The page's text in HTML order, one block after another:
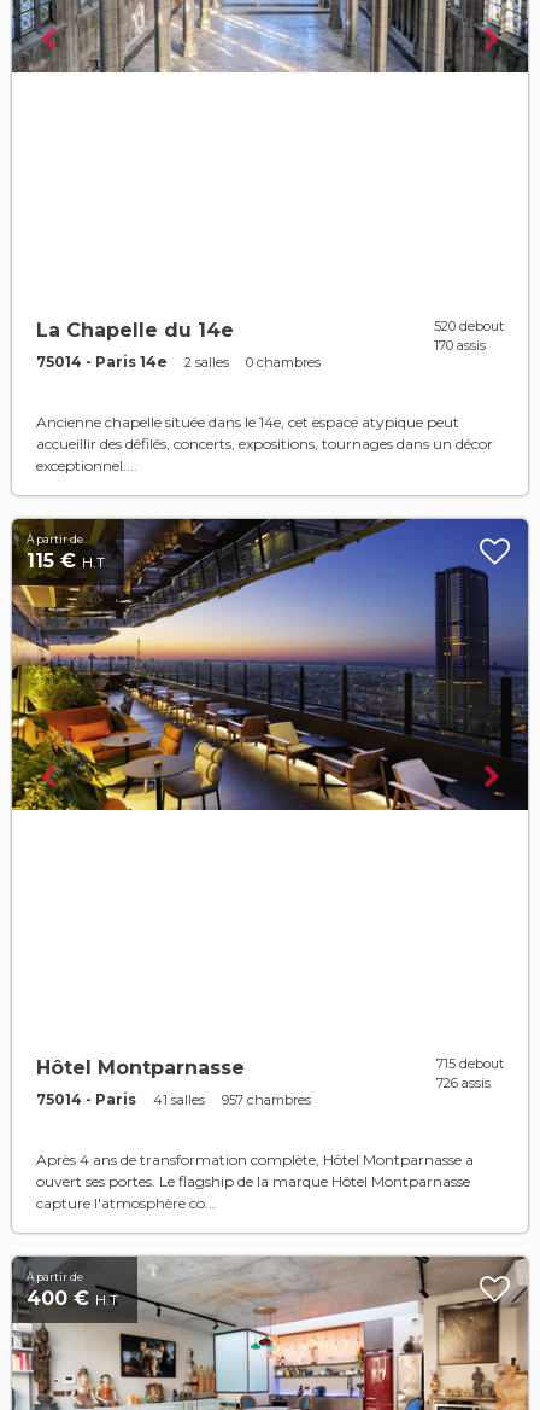
La Chapelle du 14e
75014 - Paris 14e 2 salles 0 chambres
520 debout
170 assis
Ancienne chapelle située dans le 14e, cet espace atypique peut
accueillir des défilés, concerts, expositions, tournages dans un décor
exceptionnel....
À partir de
115 € H.T
Hôtel Montparnasse
75014 - Paris 41 salles 957 chambres
715 debout
726 assis
Après 4 ans de transformation complète, Hôtel Montparnasse a
ouvert ses portes. Le flagship de la marque Hôtel Montparnasse
capture l'atmosphère co...
À partir de
400 € H.T